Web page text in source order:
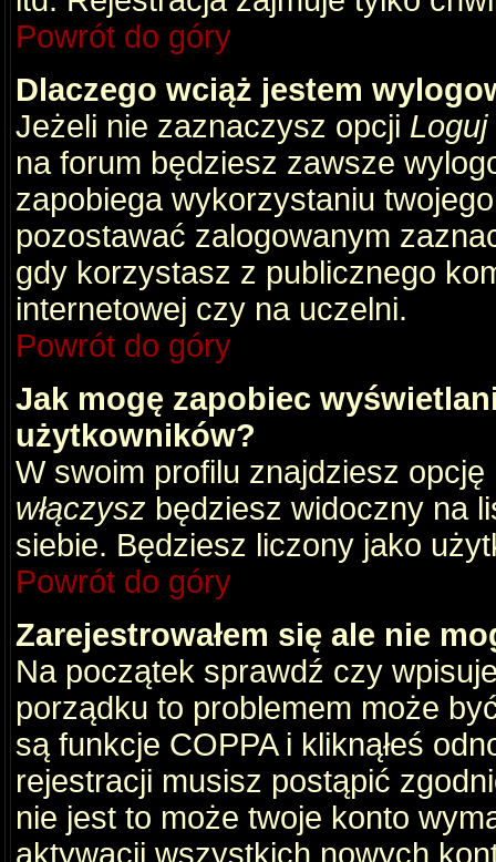
Powrót do góry
Dlaczego wciąż jestem
Jeżeli nie zaznaczysz opcji
na forum będziesz zawsze
zapobiega wykorzystaniu
pozostawać zalogowanym
gdy korzystasz z publicznego
internetowej czy na uczelni.
Powrót do góry
Jak mogę zapobiec
użytkowników?
W swoim profilu znajdziesz opcję
włączysz będziesz widoczny na
siebie. Będziesz liczony jako
Powrót do góry
Zarejestrowałem się ale nie
Na początek sprawdź czy
porządku to problemem może
są funkcje COPPA i kliknąłeś
rejestracji musisz postąpić
nie jest to może twoje konto
aktywacji wszystkich nowych